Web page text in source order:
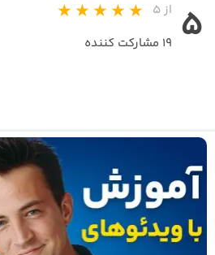
۵ از ۵
۱۹ مشارکت کننده